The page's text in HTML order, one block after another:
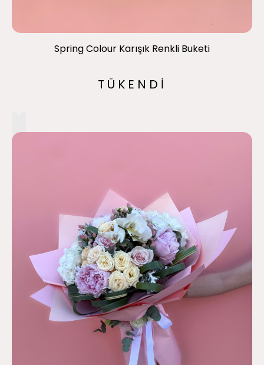
Spring Colour Karışık Renkli Buketi
TÜKENDİ